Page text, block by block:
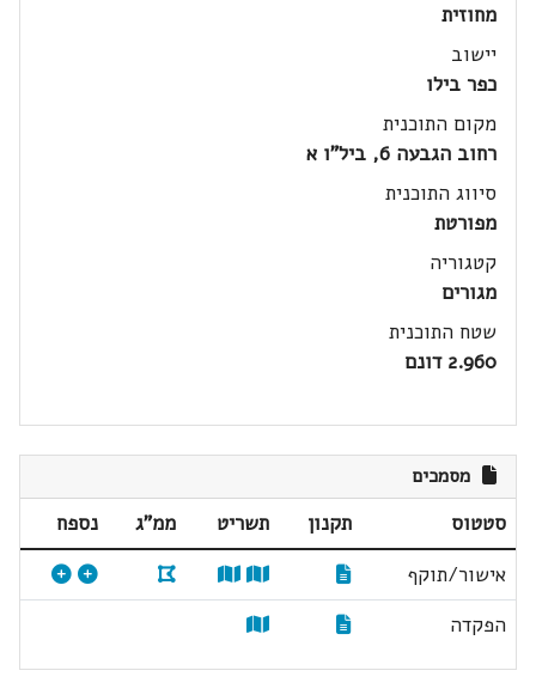
מחוזית
יישוב
כפר בילו
מקום התוכנית
רחוב הגבעה 6, ביל"ו א
סיווג התוכנית
מפורטת
קטגוריה
מגורים
שטח התוכנית
2.960 דונם
מסמכים
סטטוס תקנון תשריט ממ"ג
נספח
אישור/תוקף
הפקדה